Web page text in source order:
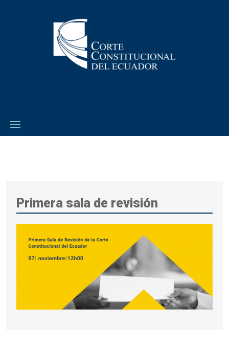
Primera sala de revisión